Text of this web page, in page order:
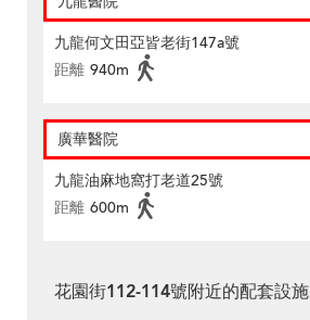
九龍何文田亞皆老街147a號
距離 940m
廣華醫院
九龍油麻地窩打老道25號
距離 600m
花園街112-114號附近的配套設施